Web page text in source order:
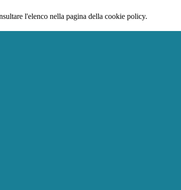
l'elenco nella pagina della cookie policy.